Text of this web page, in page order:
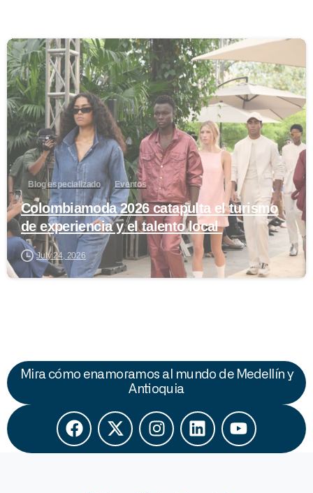
0
Blog especializado Eventos
Colombiamoda 2026 catapulta el turismo
de experiencia y el talento local
July 24, 2026
Mira cómo enamoramos al mundo de Medellín y
Antioquia